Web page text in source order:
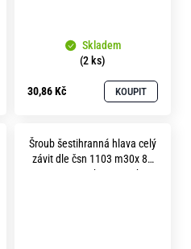
Skladem
(2 ks)
30,86 Kč KOUPIT
Šroub šestihranná hlava celý
závit dle čsn 1103 m30x 80
pevnost 5.8 bez povrchu